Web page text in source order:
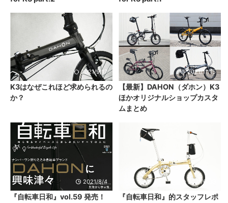
2021/9/17
K3はなぜこれほど求められるの
か？
2021/11/15
【最新】DAHON（ダホン）K3
ほかオリジナルショップカスタ
ムまとめ
2021/8/4
『自転車日和』vol.59 発売！
2021/6/30
『自転車日和』的スタッフレポ